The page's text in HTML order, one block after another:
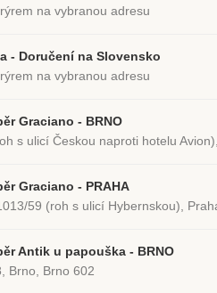
na vybranou adresu
- Doručení na Slovensko
na vybranou adresu
Graciano - BRNO
s ulicí Českou naproti hotelu
Graciano - PRAHA
59 (roh s ulicí Hybernskou),
Antik u papouška - BRNO
Brno, Brno 602